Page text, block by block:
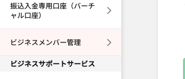
振込入金専用口座（バーチ
ャル口座）
ビジネスメンバー管理
ビジネスサポートサービス